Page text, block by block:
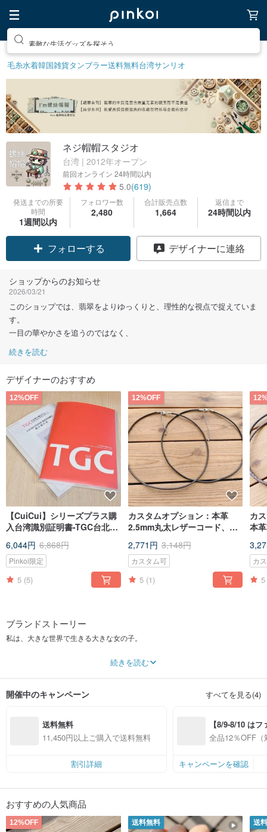
素敵な生活グッズを探そう
毛糸水着韓国雑貨タンブラー送料無料台湾サンリオ
ネジ帽帽スタジオ
台湾 | 2012年オープン
前回オンライン 24時間以内
5.0(619)
発送までの所要
時間
1週間以内
フォロワー数
2,480
合計販売点数
1,664
返信まで
24時間以内
クーポン取得
フォローする
デザイナーに連絡
ショップからのお知らせ
2026/03/21
このショップでは、翡翠をよりゆっくりと、理性的な視点で捉えていま
す。
一目の華やかさを追うのではなく、
続きを読む
デザイナーのおすすめ
12%OFF
【CuiCui】シリーズプラス購
入台湾識別証明書-TGC台北宝
6,044円 6,868円
Pinkoi限定
5 (5)
12%OFF
カスタムオプション：本革
2.5mm丸太レザーコード、プ
2,771円 3,148円
カスタム可
5 (1)
カ
本
カ
5
ブランドストーリー
私は、大きな世界で生きる大きな女の子。
「ネジ」と「帽帽」を合わせた名前は、実は「ナット」を意味しています。
忘れ、本当のことを忘れ……暮らしの中にある、ささやかで美しいものまで忘
ネジ帽帽の創設者は、ここが美しい小さな出来事を生み出す存在になることを
願っています。
続きを読む
開催中のキャンペーン すべてを見る(4)
送料無料
11,450円以上ご購入で送料無料
割引詳細
【8/9-8/10 は
員感謝デー】対
プ全品12%OFF
全品12％OFF（
キャンペーンを確認
おすすめの人気商品
12%OFF 送料無料 送